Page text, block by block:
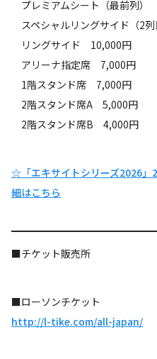
プレミアムシート（最前列
スペシャルリングサイド（2
リングサイド 10,000円
アリーナ指定席 7,000円
1階スタンド席 7,000円
2階スタンド席A 5,000円
2階スタンド席B 4,000円
☆「エキサイトシリーズ2026」
細はこちら
■チケット販売所
■ローソンチケット
http://l-tike.com/all-japan/